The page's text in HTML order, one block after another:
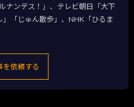
ナンデス！」、テレビ朝日「大下
「じゅん散歩」、NHK「ひるま
依頼する